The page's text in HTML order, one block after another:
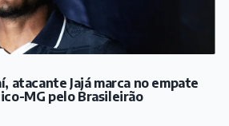
barbacenense de prêmio de mais